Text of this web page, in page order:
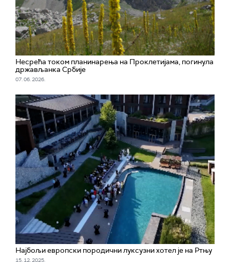
Несрећа током планинарења на Проклетијама, погинула
држављанка Србије
07. 06. 2026.
Најбољи европски породични луксузни хотел је на Ртњу
15. 12. 2025.